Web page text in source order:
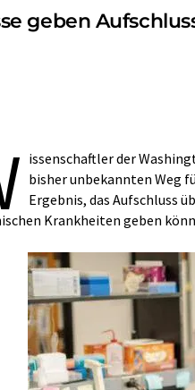
geben
issenschaftler der
bisher unbekannten Weg
Ergebnis, das Aufschluss
Krankheiten geben